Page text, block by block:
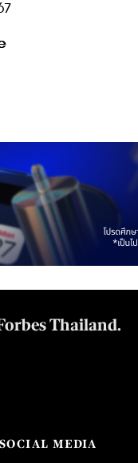
Thailand.
SOCIAL MEDIA